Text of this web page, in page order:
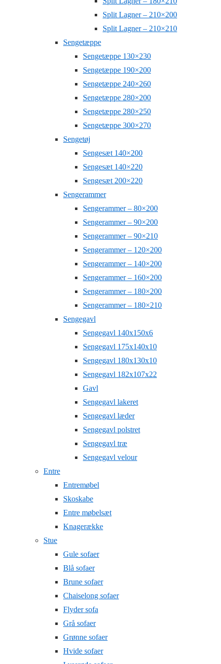
Split Lagner – 210×200
Split Lagner – 210×210
Sengetæppe
Sengetæppe 130×230
Sengetæppe 190×200
Sengetæppe 240×260
Sengetæppe 280×200
Sengetæppe 280×250
Sengetæppe 300×270
Sengetøj
Sengesæt 140×200
Sengesæt 140×220
Sengesæt 200×220
Sengerammer
Sengerammer – 80×200
Sengerammer – 90×200
Sengerammer – 90×210
Sengerammer – 120×200
Sengerammer – 140×200
Sengerammer – 160×200
Sengerammer – 180×200
Sengerammer – 180×210
Sengegavl
Sengegavl 140x150x6
Sengegavl 175x140x10
Sengegavl 180x130x10
Sengegavl 182x107x22
Gavl
Sengegavl lakeret
Sengegavl læder
Sengegavl polstret
Sengegavl træ
Sengegavl velour
Entre
Entremøbel
Skoskabe
Entre møbelsæt
Knagerække
Stue
Gule sofaer
Blå sofaer
Brune sofaer
Chaiselong sofaer
Flyder sofa
Grå sofaer
Grønne sofaer
Hvide sofaer